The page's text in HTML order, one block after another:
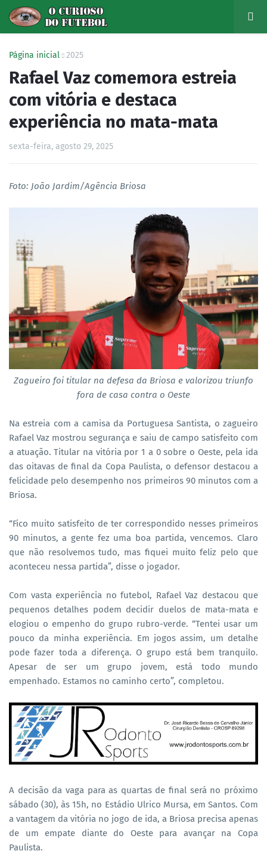
Página inicial 2025
Rafael Vaz comemora estreia
com vitória e destaca
experiência no mata-mata
sexta-feira, agosto 29, 2025
Foto: João Jardim/Agência Briosa
Zagueiro foi titular na defesa da Briosa e valorizou triunfo
fora de casa contra o Oeste
Na estreia com a camisa da Portuguesa Santista, o zagueiro
Rafael Vaz mostrou segurança e saiu de campo satisfeito com
a atuação. Titular na vitória por 1 a 0 sobre o Oeste, pela ida
das oitavas de final da Copa Paulista, o defensor destacou a
felicidade pelo desempenho nos primeiros 90 minutos com a
Briosa.
“Fico muito satisfeito de ter correspondido nesses primeiros
90 minutos, a gente fez uma boa partida, vencemos. Claro
que não resolvemos tudo, mas fiquei muito feliz pelo que
aconteceu nessa partida”, disse o jogador.
Com vasta experiência no futebol, Rafael Vaz destacou que
pequenos detalhes podem decidir duelos de mata-mata e
elogiou o empenho do grupo rubro-verde. “Tentei usar um
pouco da minha experiência. Em jogos assim, um detalhe
pode fazer toda a diferença. O grupo está bem tranquilo.
Apesar de ser um grupo jovem, está todo mundo
empenhado. Estamos no caminho certo”, completou.
A decisão da vaga para as quartas de final será no próximo
sábado (30), às 15h, no Estádio Ulrico Mursa, em Santos. Com
a vantagem da vitória no jogo de ida, a Briosa precisa apenas
de um empate diante do Oeste para avançar na Copa
Paulista.